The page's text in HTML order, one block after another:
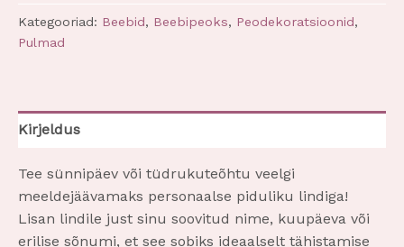
Kategooriad: Beebid, Beebipeoks, Peodekoratsioonid,
Pulmad
Kirjeldus
Tee sünnipäev või tüdrukuteõhtu veelgi
meeldejäävamaks personaalse piduliku lindiga!
Lisan lindile just sinu soovitud nime, kuupäeva või
erilise sõnumi, et see sobiks ideaalselt tähistamise